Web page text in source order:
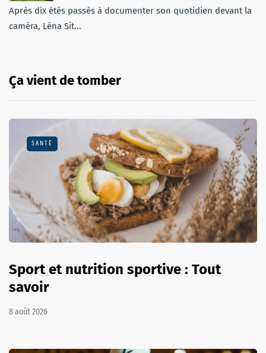
Après dix étés passés à documenter son quotidien devant la
caméra, Léna Sit...
Ça vient de tomber
SANTÉ
Sport et nutrition sportive : Tout
savoir
8 août 2026